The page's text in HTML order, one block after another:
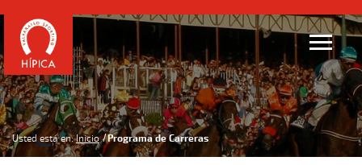
Usted está en: Inicio Programa de Carreras